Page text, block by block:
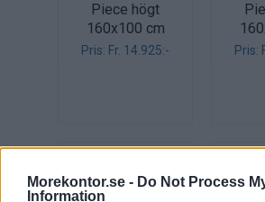
Morekontor.se - Do Not Process
Information
Piece högt
160x100 cm
Pris: Fr. 14.925:- Pris: